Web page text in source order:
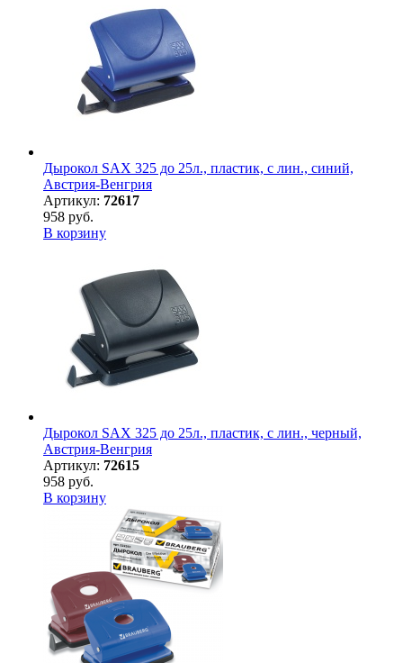
Дырокол SAX 325 до 25л., пластик, с лин., синий,
Австрия-Венгрия
Артикул: 72617
958 руб.
В корзину
Дырокол SAX 325 до 25л., пластик, с лин., черный,
Австрия-Венгрия
Артикул: 72615
958 руб.
В корзину